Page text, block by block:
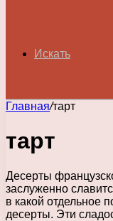
Искать
Главная/тарт
тарт
Десерты
заслуженно
в какой отдельное
десерты. Эти